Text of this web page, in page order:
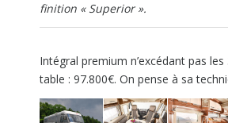
finition « Superior ».
Intégral premium n’excédant pas
table : 97.800€. On pense à sa